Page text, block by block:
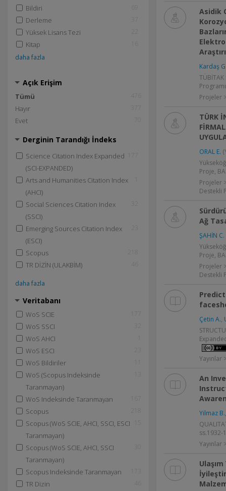
Bildiri
Derleme
Yüksek Lisans Tezi
Kitap
daha fazla
Açık Erişim
Tümü
Hayır
Evet
Derginin Tarandığı İndeks
Science Citation Index Expanded
(SCI-EXPANDED)
Arts and Humanities Citation Index
(AHCI)
Social Sciences Citation Index
(SSCI)
Emerging Sources Citation Index
(ESCI)
Scopus
TR DİZİN (ULAKBİM)
daha fazla
Veritabanı
WoS SCIE
WoS SSCI
WoS AHCI
WoS ESCI
WoS Bildiriler
WoS (Scopus Indeksinde
Taranmayan)
WoS Indeksinde Taranmayan
Scopus
Scopus (WoS SCIE, AHCI, SSCI, ESCI
Taranmayan)
Scopus (WoS SCIE, AHCI, SSCI
Taranmayan)
Scopus Indeksinde Taranmayan
TR Dizin
Asidik
Kardaş
Projeler
TÜRK
ORAL E.
Proje,
Projeler
Destekli
Ağ
ŞAHİN C.
Proje,
Projeler
Destekli
Çetin A.,
Yayınlar
An
Yilmaz B.
ss.1932-
Yayınlar